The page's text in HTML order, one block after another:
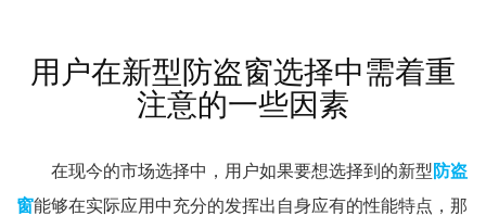
用户在新型防盗窗选择中需着重
注意的一些因素
在现今的市场选择中，用户如果要想选择到的新型 防盗
窗能够在实际应用中充分的发挥出自身应有的性能特点，那